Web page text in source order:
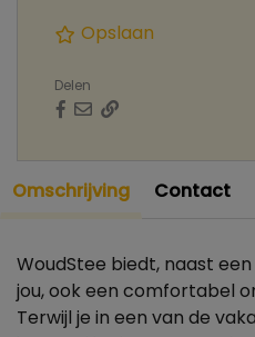
Opslaan
Delen
Omschrijving Contact
WoudStee biedt, naast
jou, ook een comfortabel
Terwijl je in een van de